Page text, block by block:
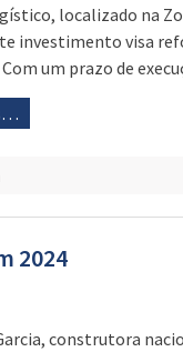
localizado na
investimento visa
um prazo de
2024
construtora